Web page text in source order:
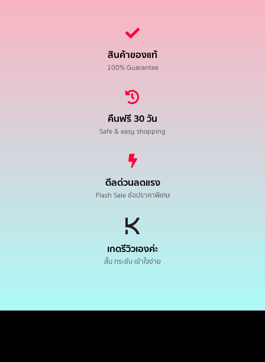
สินค้าของแท้
100% Guarantee
คืนฟรี 30 วัน
Safe & easy shopping
ดีลด่วนลดแรง
Flash Sale ช้อปราคาพิเศษ
เกดรีวิวเองค่ะ
สั้น กระชับ เข้าใจง่าย